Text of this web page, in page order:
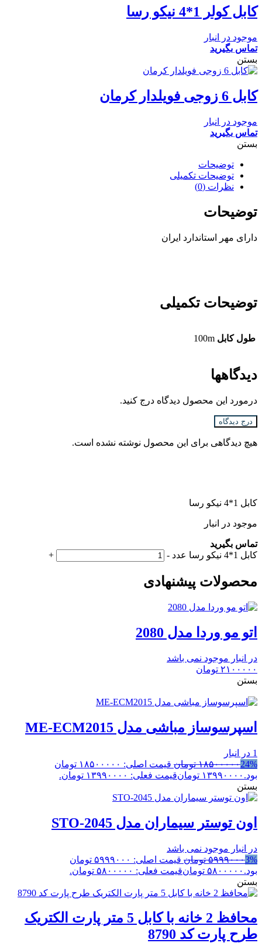
کابل کولر 1*4 نیکو رسا
موجود در انبار
تماس بگیرید
بستن
کابل 6 زوجی فویلدار کرمان
موجود در انبار
تماس بگیرید
بستن
توضیحات
توضیحات تکمیلی
نظرات (0)
توضیحات
دارای مهر استاندارد ایران
توضیحات تکمیلی
طول کابل 100m
دیدگاهها
درمورد این محصول دیدگاه درج کنید.
درج دیدگاه
هیچ دیدگاهی برای این محصول نوشته نشده است.
کابل 1*4 نیکو رسا
موجود در انبار
تماس بگیرید
کابل 1*4 نیکو رسا عدد
-
+
محصولات پیشنهادی
اتو مو وردا مدل 2080
در انبار موجود نمی باشد
۲۱۰۰۰۰۰ تومان
بستن
اسپرسوساز مباشی مدل ME-ECM2015
1 در انبار
24%۱۸۵۰۰۰۰۰ تومان
قیمت اصلی: ۱۸۵۰۰۰۰۰ تومان
بود. ۱۳۹۹۰۰۰۰ تومانقیمت فعلی: ۱۳۹۹۰۰۰۰ تومان.
بستن
اون توستر سیماران مدل STO-2045
در انبار موجود نمی باشد
3%۵۹۹۹۰۰۰ تومان
قیمت اصلی: ۵۹۹۹۰۰۰ تومان
بود. ۵۸۰۰۰۰۰ تومانقیمت فعلی: ۵۸۰۰۰۰۰ تومان.
بستن
محافظ 2 خانه با کابل 5 متر پارت الکتریک
طرح پارت کد 8790